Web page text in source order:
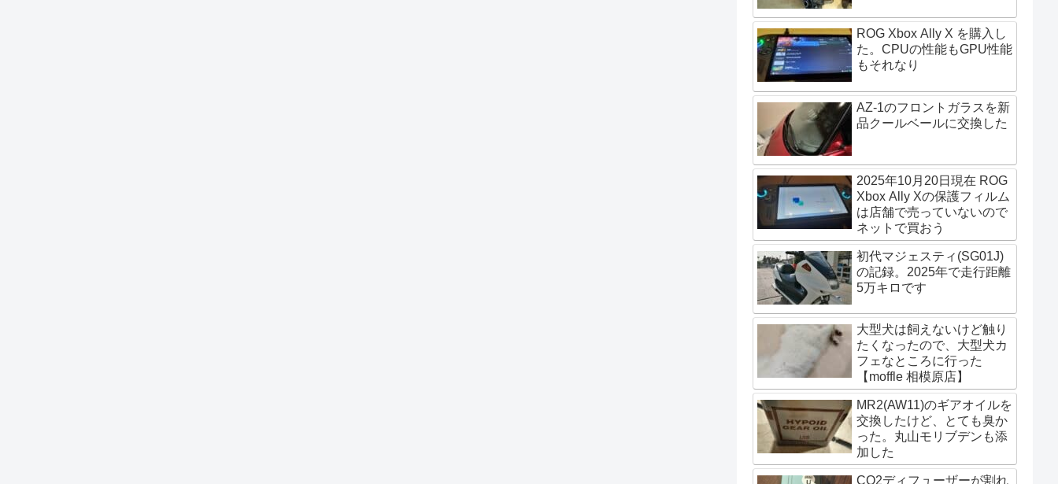
ROG Xbox Ally X を購入し
た。CPUの性能もGPU性能
もそれなり
AZ-1のフロントガラスを新
品クールベールに交換した
2025年10月20日現在 ROG
Xbox Ally Xの保護フィルム
は店舗で売っていないので
ネットで買おう
初代マジェスティ(SG01J)
の記録。2025年で走行距離
5万キロです
大型犬は飼えないけど触り
たくなったので、大型犬カ
フェなところに行った
【moffle 相模原店】
MR2(AW11)のギアオイルを
交換したけど、とても臭か
った。丸山モリブデンも添
加した
CO2ディフューザーが割れ